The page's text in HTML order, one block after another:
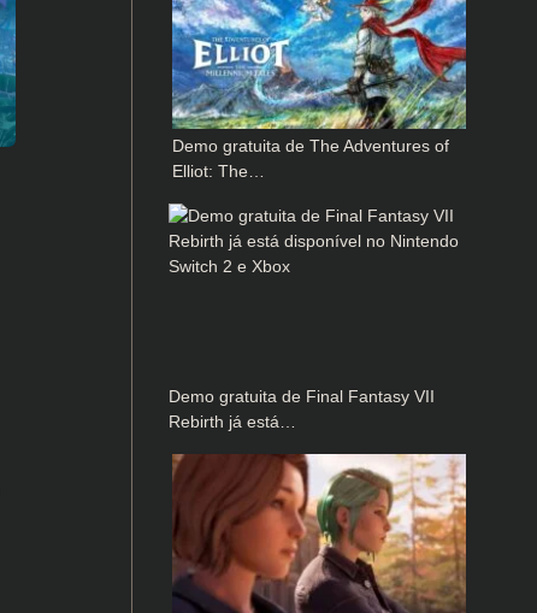
Demo gratuita de The Adventures of
Elliot: The…
Demo gratuita de Final Fantasy VII
Rebirth já está…